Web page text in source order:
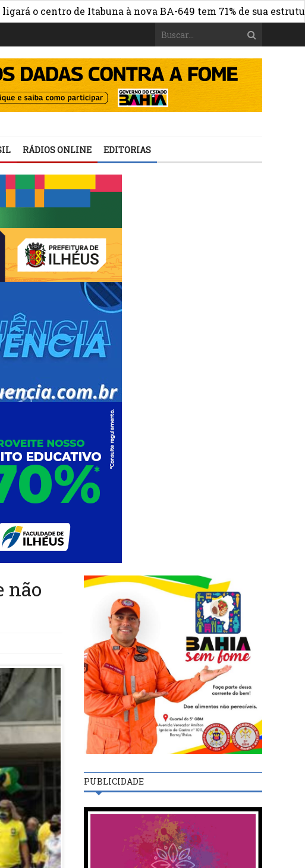
de Itabuna à nova BA-649 tem 71% de sua estrutura de
RÁDIOS ONLINE EDITORIAS
não
PUBLICIDADE